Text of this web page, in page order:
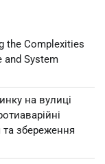
the Complexities
System
на вулиці
збереження